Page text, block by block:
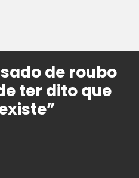
de roubo
ter dito que